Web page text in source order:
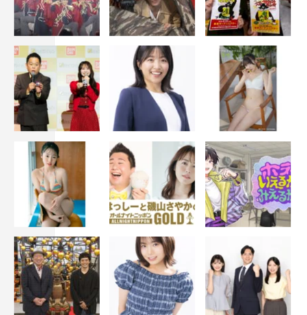
からず焦るあかりだったが、とある川辺にぼんやりたたず
む祖母の姿を見つける。そこは、小太郎が50年近く前に祖
母にプロポーズをした場所だったというのだ。
「ここに私の大切なものがあるような気がするんだわ」
サエ子の言葉を聞いたあかりは、ある決意をする。小太郎
にもう一度、プロポーズをさせるのだ。「お願いじいちゃ
ん！ 思い出せなくても新しい思い出作ってあげよう
よ！」あかりが提案するも小太郎は「わしゃやらん！」と
断固拒否。果たしてプロポーズ大作戦の行方は？
東海テレビスペシャルドラマ
『我が家の夏～リバー・サイド・ファミリー～』
東海テレビ
2021年9月12日（日）後1時25分～2時50分放送予定
＜出演者＞
平祐奈、菅原健、藤田弓子、イッセー尾形